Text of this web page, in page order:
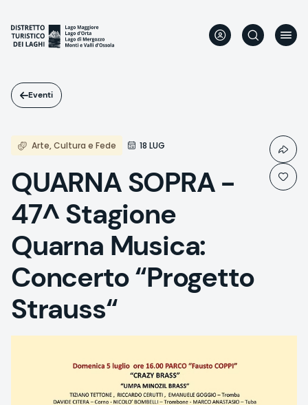
contenuto
principale
Eventi
Arte, Cultura e Fede 18 LUG
QUARNA SOPRA -
47^ Stagione
Quarna Musica:
Concerto “Progetto
Strauss“